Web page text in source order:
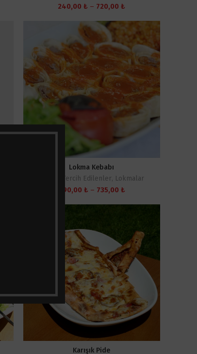
240,00 ₺ – 720,00 ₺Fiyat
240,00 ₺
-
720,00 ₺
Lokma Kebabı
En Çok Tercih Edilenler, Lokmalar
490,00 ₺ – 735,00 ₺Fiyat
Karışık Pide